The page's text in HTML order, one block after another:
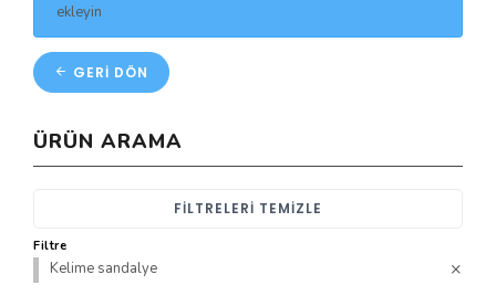
ekleyin
GERI DÖN
ÜRÜN ARAMA
FILTRELERI TEMIZLE
Filtre
Kelime sandalye